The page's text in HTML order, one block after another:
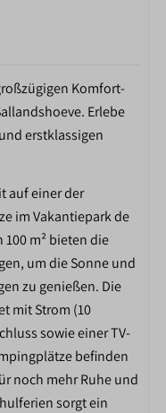
Komfort-
Erlebe
erstklassigen
auf einer der
im Vakantiepark de
m² bieten die
um die Sonne und
zu genießen. Die
mit Strom (10
sowie einer TV-
befinden
noch mehr Ruhe und
sorgt ein